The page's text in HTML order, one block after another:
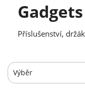
Gadgets
Příslušenství,
Výběr